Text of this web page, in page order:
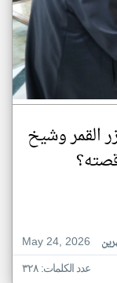
القمر وشيخ
May 24, 2026
عدد الكلمات: ٣٢٨